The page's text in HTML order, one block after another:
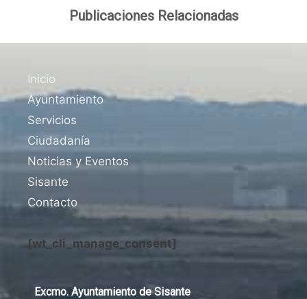
Publicaciones Relacionadas
Inicio
Ayuntamiento
Servicios
Ciudadanía
Noticias y Eventos
Sisante
Contacto
[wt_cli_manage_consent]
Excmo. Ayuntamiento de Sisante